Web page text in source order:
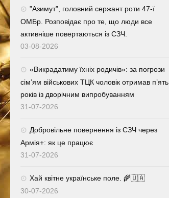
⁨”Азимут”, головний сержант роти 47-ї
ОМБр. Розповідає про те, що люди все
активніше повертаються із СЗЧ.
03-08-2026
«Викрадатиму їхніх родичів»: за погрози
сім’ям військових ТЦК чоловік отримав п’ять
років із дворічним випробуванням
31-07-2026
Добровільне повернення із СЗЧ через
Армія+: як це працює
31-07-2026
Хай квітне українське поле. 🌾🇺🇦
30-07-2026